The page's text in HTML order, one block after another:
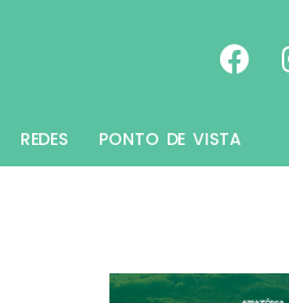
REDES PONTO DE VISTA